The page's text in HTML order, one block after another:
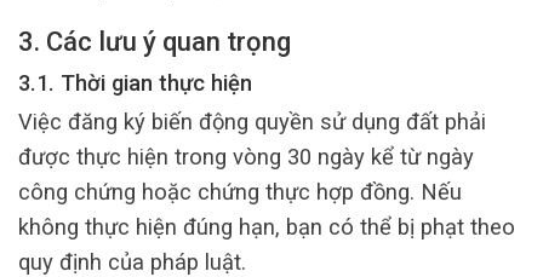
3. Các lưu ý quan trọng
3.1. Thời gian thực hiện
Việc đăng ký biến động quyền sử dụng đất phải
được thực hiện trong vòng 30 ngày kể từ ngày
công chứng hoặc chứng thực hợp đồng. Nếu
không thực hiện đúng hạn, bạn có thể bị phạt theo
quy định của pháp luật.